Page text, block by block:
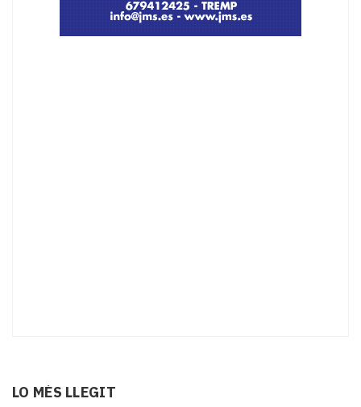
LO MÉS LLEGIT